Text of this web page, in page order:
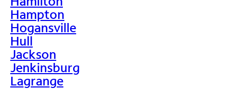
Hampton
Hogansville
Hull
Jackson
Jenkinsburg
Lagrange